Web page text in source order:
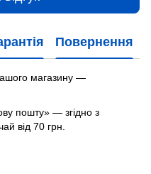
Повернення
магазину —
пошту» — згідно з
від 70 грн.